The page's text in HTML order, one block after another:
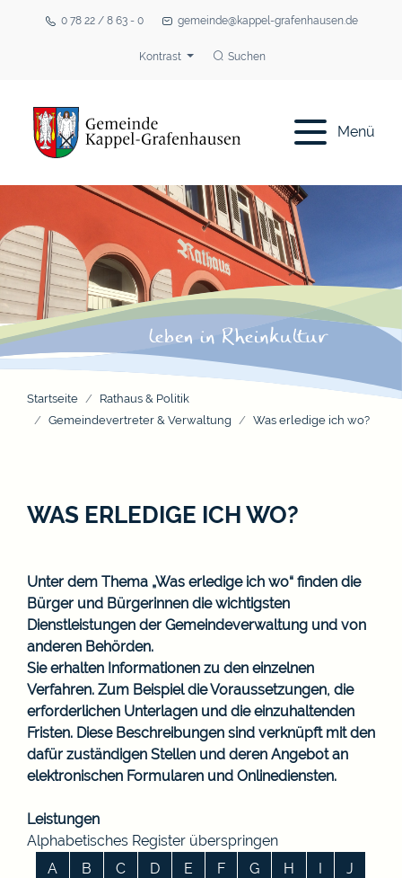
0 78 22 / 8 63 - 0 gemeinde@kappel-grafenhausen.de
Kontrast Suchen
Menü
Startseite
Rathaus & Politik
Gemeindevertreter & Verwaltung
Was erledige ich wo?
WAS ERLEDIGE ICH WO?
Unter dem Thema „Was erledige ich wo“ finden die
Bürger und Bürgerinnen die wichtigsten
Dienstleistungen der Gemeindeverwaltung und von
anderen Behörden.
Sie erhalten Informationen zu den einzelnen
Verfahren. Zum Beispiel die Voraussetzungen, die
erforderlichen Unterlagen und die einzuhaltenden
Fristen. Diese Beschreibungen sind verknüpft mit den
dafür zuständigen Stellen und deren Angebot an
elektronischen Formularen und Onlinediensten.
Leistungen
Alphabetisches Register überspringen
A
B C D E F G H I
J